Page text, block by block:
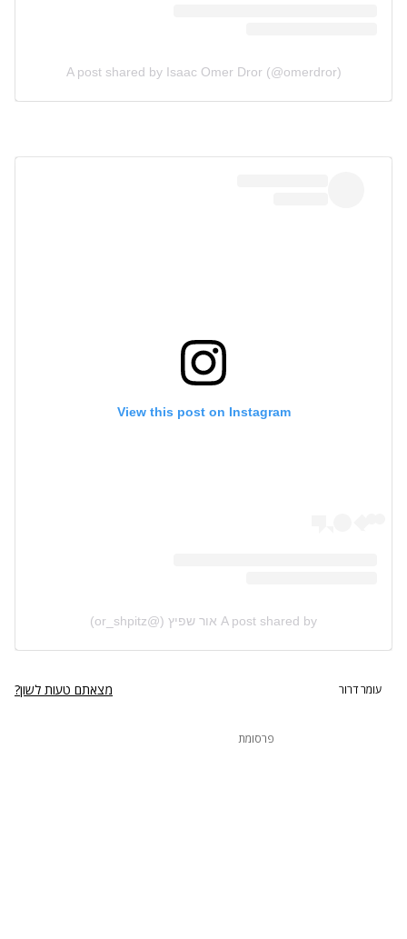
A post shared by Isaac Omer Dror (@omerdror)
View this post on Instagram
A post shared by אור שפיץ (@or_shpitz)
עומר דרור מצאתם טעות לשון?
פרסומת